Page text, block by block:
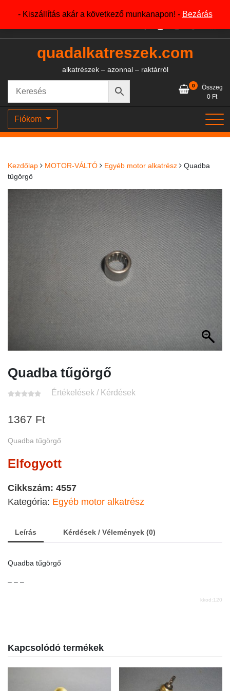
- Kiszállítás akár a következő munkanapon! - Bezárás
+36204327386
quadalkatreszek.com
alkatrészek – azonnal – raktárról
0
Összeg
0 Ft
Fiókom
Kezdőlap MOTOR-VÁLTÓ Egyéb motor alkatrész
Quadba
tűgörgő
Quadba tűgörgő
Értékelések / Kérdések
1367 Ft
Quadba tűgörgő
Elfogyott
Cikkszám: 4557
Kategória: Egyéb motor alkatrész
Leírás Kérdések / Vélemények (0)
Quadba tűgörgő
– – –
kkod:120
Kapcsolódó termékek